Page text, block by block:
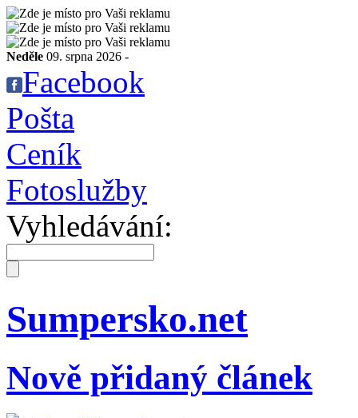
Neděle 09. srpna 2026 -
Facebook
Pošta
Ceník
Fotoslužby
Vyhledávání:
Sumpersko.net
Nově přidaný článek